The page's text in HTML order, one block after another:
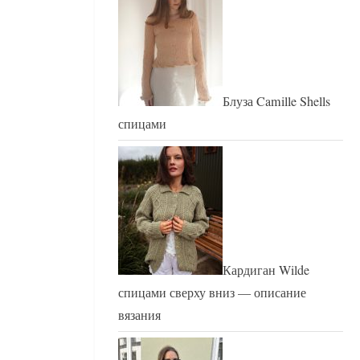
Блуза Camille Shells
спицами
Кардиган Wilde
спицами сверху вниз — описание
вязания